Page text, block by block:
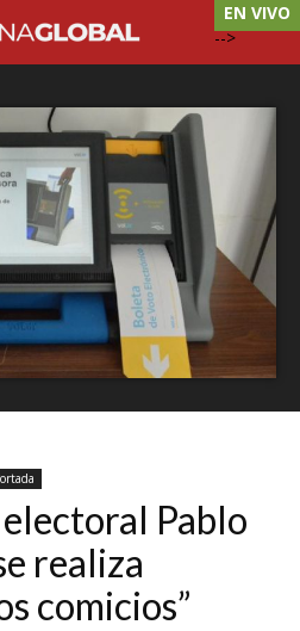
EN VIVO
-->
Pablo
realiza
comicios”